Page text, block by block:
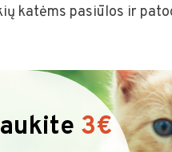
katėms pasiūlos ir
3€